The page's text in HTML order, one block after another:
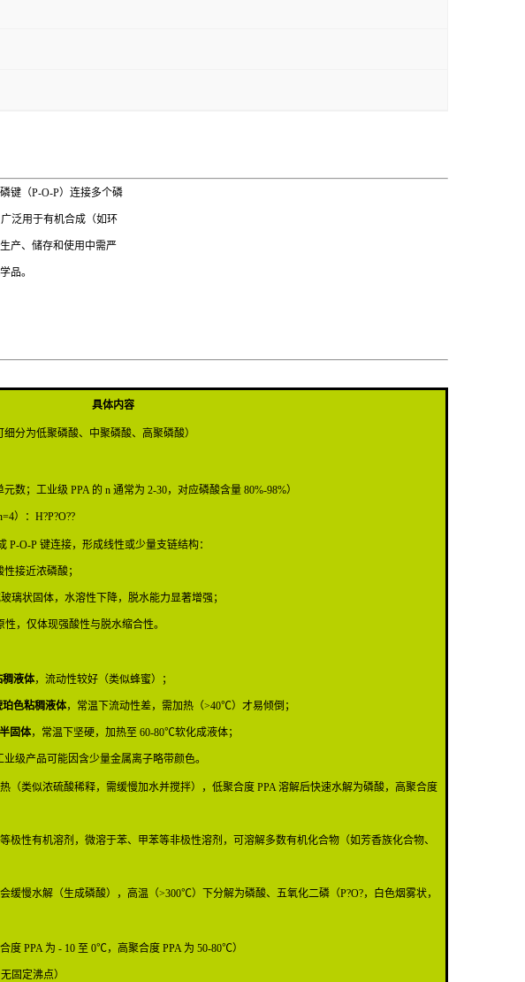
键（P-O-P）连接多个磷
泛用于有机合成（如环
产、储存和使用中需严
品。
具体内容
分为低聚磷酸、中聚磷酸、高聚磷酸）
元数；工业级 PPA 的 n 通常为 2-30，对应磷酸含量 80%-98%）
）：H?P?O??
P-O-P 键连接，形成线性或少量支链结构：
接近浓磷酸；
璃状固体，水溶性下降，脱水能力显著增强；
，仅体现强酸性与脱水缩合性。
稠液体，流动性较好（类似蜂蜜）；
色粘稠液体，常温下流动性差，需加热（>40℃）才易倾倒；
固体，常温下坚硬，加热至 60-80℃软化成液体；
级产品可能因含少量金属离子略带颜色。
（类似浓硫酸稀释，需缓慢加水并搅拌），低聚合度 PPA 溶解后快速水解为磷酸，高聚合度
极性有机溶剂，微溶于苯、甲苯等非极性溶剂，可溶解多数有机化合物（如芳香族化合物、
缓慢水解（生成磷酸），高温（>300℃）下分解为磷酸、五氧化二磷（P?O?，白色烟雾状，
PPA 为 - 10 至 0℃，高聚合度 PPA 为 50-80℃）
固定沸点）